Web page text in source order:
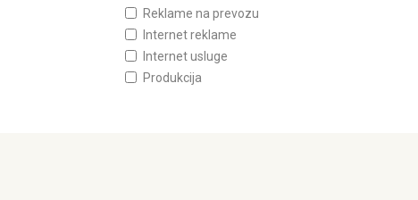
Reklame na prevozu
Internet reklame
Internet usluge
Produkcija